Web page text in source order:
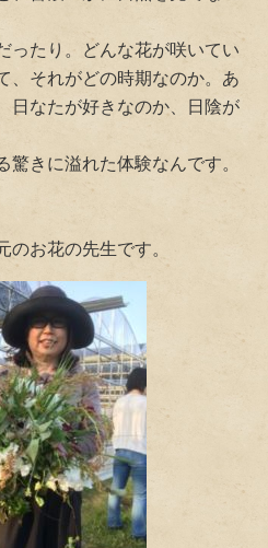
ったり。どんな花が咲いてい
、それがどの時期なのか。あ
日なたが好きなのか、日陰が
驚きに溢れた体験なんです。
のお花の先生です。